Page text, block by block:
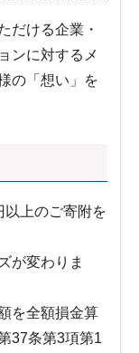
だける企業・
ンに対するメ
の「想い」を
以上のご寄附を
が変わりま
を全額損金算
37条第3項第1